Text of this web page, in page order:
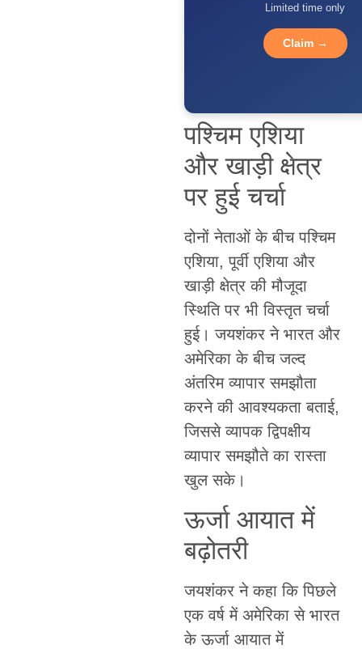
Limited time only
Claim →
पश्चिम एशिया
और खाड़ी क्षेत्र
पर हुई चर्चा
दोनों नेताओं के बीच पश्चिम
एशिया, पूर्वी एशिया और
खाड़ी क्षेत्र की मौजूदा
स्थिति पर भी विस्तृत चर्चा
हुई। जयशंकर ने भारत और
अमेरिका के बीच जल्द
अंतरिम व्यापार समझौता
करने की आवश्यकता बताई,
जिससे व्यापक द्विपक्षीय
व्यापार समझौते का रास्ता
खुल सके।
ऊर्जा आयात में
बढ़ोतरी
जयशंकर ने कहा कि पिछले
एक वर्ष में अमेरिका से भारत
के ऊर्जा आयात में